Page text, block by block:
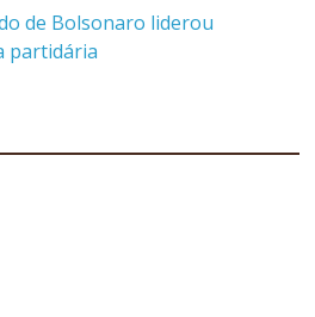
de Bolsonaro liderou
partidária